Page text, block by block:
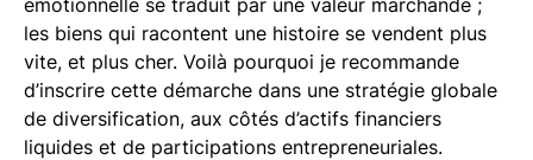
émotionnelle se traduit par une valeur marchande ;
les biens qui racontent une histoire se vendent plus
vite, et plus cher. Voilà pourquoi je recommande
d’inscrire cette démarche dans une stratégie globale
de diversification, aux côtés d’actifs financiers
liquides et de participations entrepreneuriales.